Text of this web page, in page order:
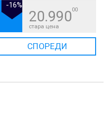
-16%
20.99000
стара цена
СПОРЕДИ